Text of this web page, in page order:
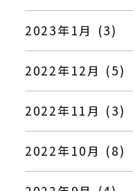
2023年1月 (3)
2022年12月 (5)
2022年11月 (3)
2022年10月 (8)